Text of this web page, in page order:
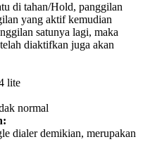
di tahan/Hold, panggilan
yang aktif kemudian
satunya lagi, maka
diaktifkan juga akan
lite
normal
dialerdemikian, merupakan